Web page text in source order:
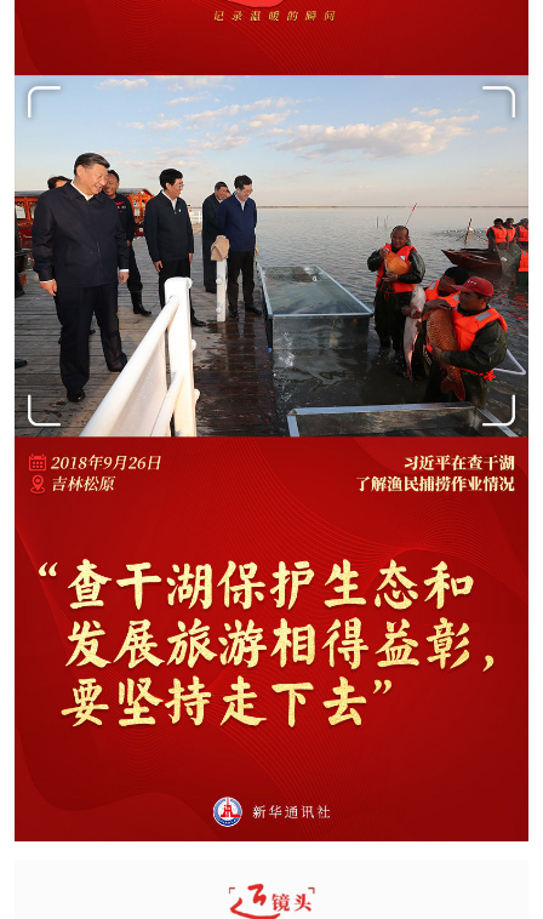
学术中国 乡村振兴 银龄
能源
娱乐 悦读
公益 一带一路 上市公司
文化产业
地方频道
北京 天津 河北 山西
辽宁 吉林 上海 江苏
浙江 安徽 江西
湖北 湖南
广东 广西 海南 重庆
四川 贵州 云南 西藏
陕西 甘肃 青海 宁夏
新疆 内蒙古 黑龙江